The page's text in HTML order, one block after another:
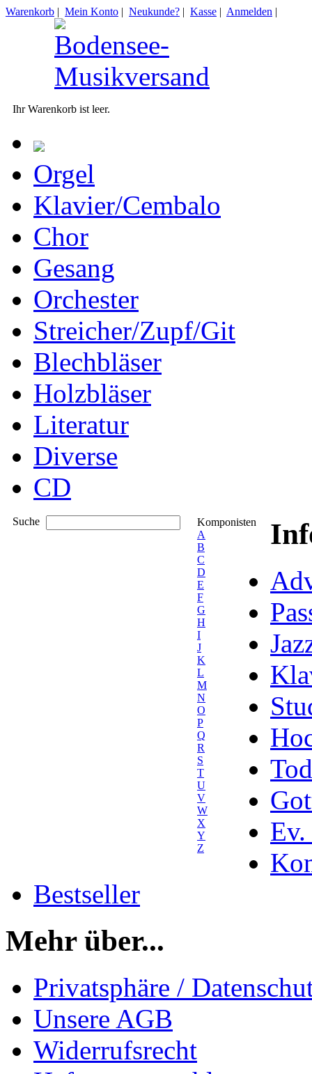
Warenkorb | Mein Konto | Neukunde? | Kasse | Anmelden |
Ihr Warenkorb ist leer.
Orgel
Klavier/Cembalo
Chor
Gesang
Orchester
Streicher/Zupf/Git
Blechbläser
Holzbläser
Literatur
Diverse
CD
Suche
Komponisten
A
B
C
D
E
F
G
H
I
J
K
L
M
N
O
P
Q
R
S
T
U
V
W
X
Y
Z
Ev.
Bestseller
Mehr über...
Privatsphäre /
Unsere AGB
Widerrufsrecht